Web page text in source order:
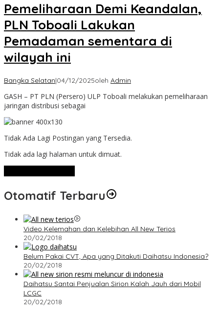
Pemeliharaan Demi Keandalan,
PLN Toboali Lakukan
Pemadaman sementara di
wilayah ini
Bangka Selatan|04/12/2025oleh Admin
GASH – PT PLN (Persero) ULP Toboali melakukan pemeliharaan
jaringan distribusi sebagai
Tidak Ada Lagi Postingan yang Tersedia.
Tidak ada lagi halaman untuk dimuat.
Otomatif Terbaru
Video Kelemahan dan Kelebihan All New Terios
20/02/2018
Belum Pakai CVT, Apa yang Ditakuti Daihatsu Indonesia?
20/02/2018
Daihatsu Santai Penjualan Sirion Kalah Jauh dari Mobil
LCGC
20/02/2018